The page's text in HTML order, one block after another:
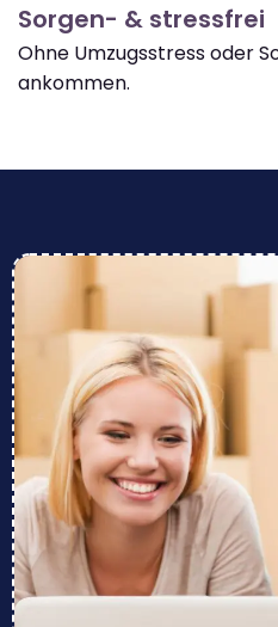
Sorgen- & stressfrei
Ohne Umzugsstress oder
ankommen.